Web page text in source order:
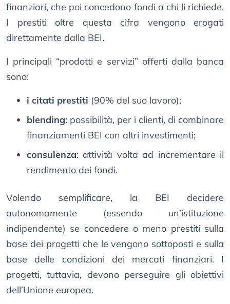
finanziari, che poi concedono fondi a chi li richiede.
I prestiti oltre questa cifra vengono erogati
direttamente dalla BEI.
I principali “prodotti e servizi” offerti dalla banca
sono:
i citati prestiti (90% del suo lavoro);
blending: possibilità, per i clienti, di combinare
finanziamenti BEI con altri investimenti;
consulenza: attività volta ad incrementare il
rendimento dei fondi.
Volendo semplificare, la BEI decidere
autonomamente (essendo un’istituzione
indipendente) se concedere o meno prestiti sulla
base dei progetti che le vengono sottoposti e sulla
base delle condizioni dei mercati finanziari. I
progetti, tuttavia, devono perseguire gli obiettivi
dell’Unione europea.